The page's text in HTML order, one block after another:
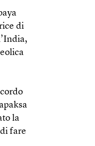
di
la
fare